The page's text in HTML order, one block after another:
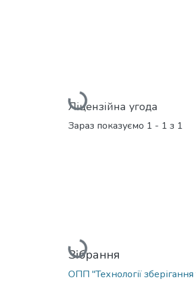
Вантажиться...
Ліцензійна угода
Зараз показуємо 1 - 1 з 1
Вантажиться...
Зібрання
ОПП "Технології